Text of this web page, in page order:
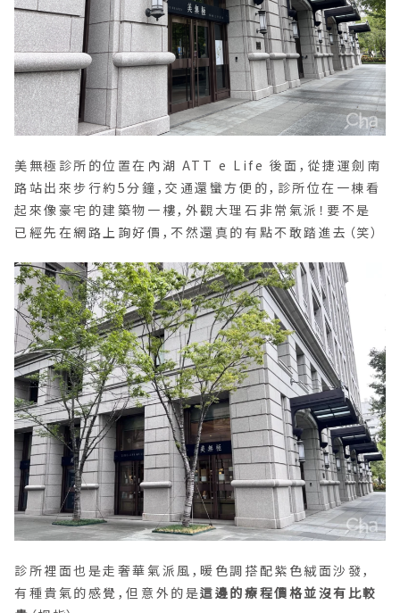
美無極診所的位置在內湖 ATT e Life 後面，從捷運劍南
路站出來步行約5分鐘，交通還蠻方便的，診所位在一棟看
起來像豪宅的建築物一樓，外觀大理石非常氣派！要不是
已經先在網路上詢好價，不然還真的有點不敢踏進去（笑）
診所裡面也是走奢華氣派風，暖色調搭配紫色絨面沙發，
有種貴氣的感覺，但意外的是這邊的療程價格並沒有比較